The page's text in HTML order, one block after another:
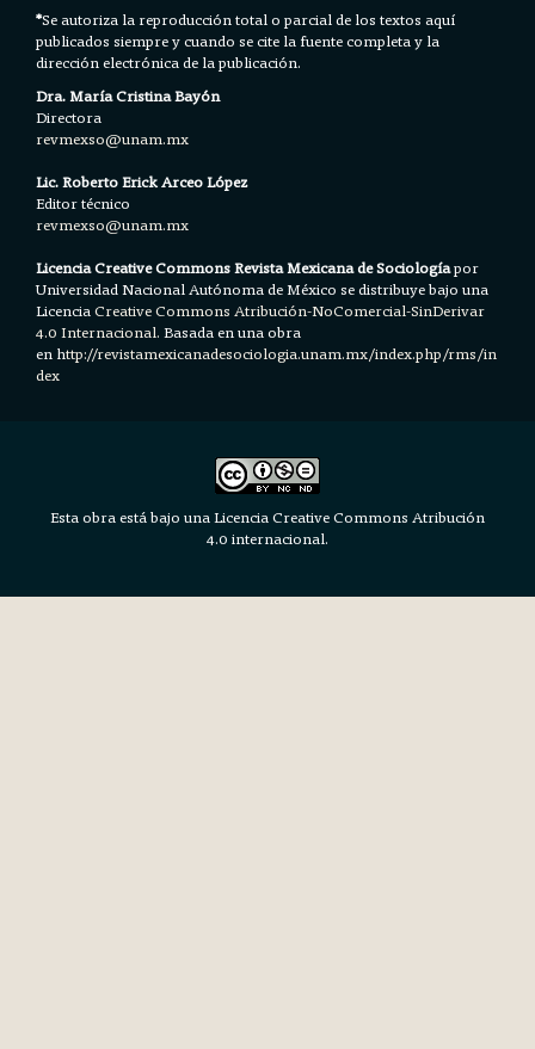
*Se autoriza la reproducción total o parcial de los textos aquí
publicados siempre y cuando se cite la fuente completa y la
dirección electrónica de la publicación.
Dra. María Cristina Bayón
Directora
revmexso@unam.mx
Lic. Roberto Erick Arceo López
Editor técnico
revmexso@unam.mx
Licencia Creative Commons Revista Mexicana de Sociologíapor
Universidad Nacional Autónoma de México se distribuye bajo una
LicenciaCreative Commons Atribución-NoComercial-SinDerivar
4.0 Internacional.Basada en una obra
en http://revistamexicanadesociologia.unam.mx/index.php/rms/in
dex
Esta obra está bajo una Licencia Creative Commons Atribución
4.0 internacional.